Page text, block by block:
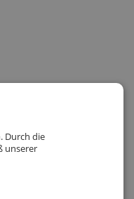
Durch die
unserer